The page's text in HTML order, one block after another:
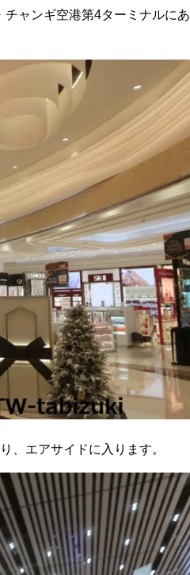
ャンギ空港第4ターミナルにあ
、エアサイドに入ります。